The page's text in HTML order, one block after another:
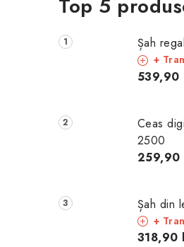
Top 5
Șah
+
539,90
Ceas
2500
259,90
Șah din
+
318,90